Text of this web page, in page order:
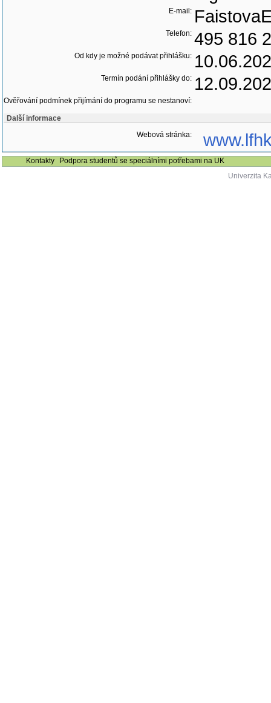
Ing. Eva
495 816
Ověřování podmínek přijímání do programu se nestanoví:
Webová stránka: